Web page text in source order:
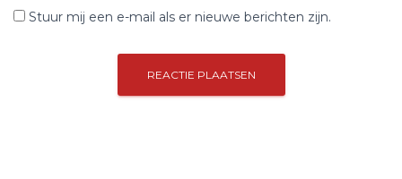
Stuur mij een e-mail als er nieuwe berichten zijn.